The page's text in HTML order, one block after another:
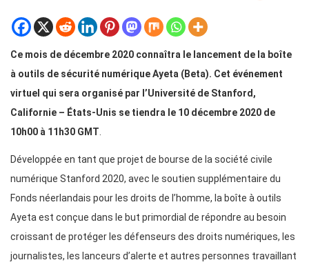
Ce mois de décembre 2020 connaîtra le lancement de la boîte
à outils de sécurité numérique Ayeta (Beta). Cet événement
virtuel qui sera organisé par l’Université de Stanford,
Californie – États-Unis se tiendra le 10 décembre 2020 de
10h00 à 11h30 GMT.
Développée en tant que projet de bourse de la société civile
numérique Stanford 2020, avec le soutien supplémentaire du
Fonds néerlandais pour les droits de l’homme, la boîte à outils
Ayeta est conçue dans le but primordial de répondre au besoin
croissant de protéger les défenseurs des droits numériques, les
journalistes, les lanceurs d’alerte et autres personnes travaillant